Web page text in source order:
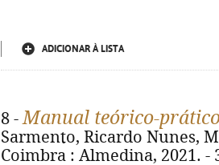
ADICIONAR À LISTA
8 -Manual teórico-
Sarmento, Ricardo Nunes,
Coimbra : Almedina, 2021. -